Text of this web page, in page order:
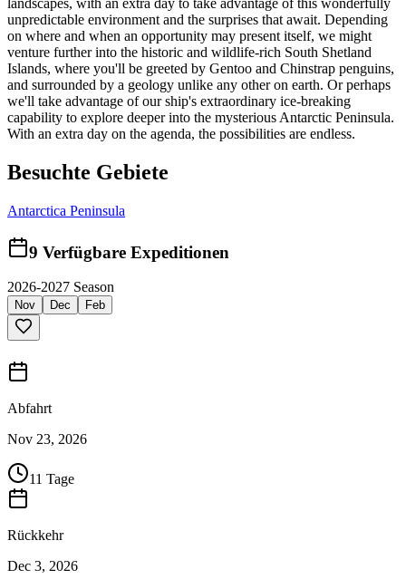
landscapes, with an extra day to take advantage of this wonderfully
unpredictable environment and the surprises that await. Depending
on where and when an opportunity may present itself, we might
venture further into the historic and wildlife-rich South Shetland
Islands, where you'll be greeted by Gentoo and Chinstrap penguins,
and surrounded by a geology unlike any other on earth. Or perhaps
we'll take advantage of our ship's extraordinary ice-breaking
capability to explore deeper into the mysterious Antarctic Peninsula.
With an extra day on the agenda, the possibilities are endless.
Besuchte Gebiete
Antarctica Peninsula
9 Verfügbare Expeditionen
2026-2027 Season
Nov Dec Feb
Abfahrt
Nov 23, 2026
11 Tage
Rückkehr
Dec 3, 2026